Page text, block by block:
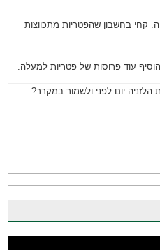
קחי בחשבון שהפטריות מתכווצות
עוד פרוסות של פטריות למעלה.
יום לפני ולשמור במקרר?